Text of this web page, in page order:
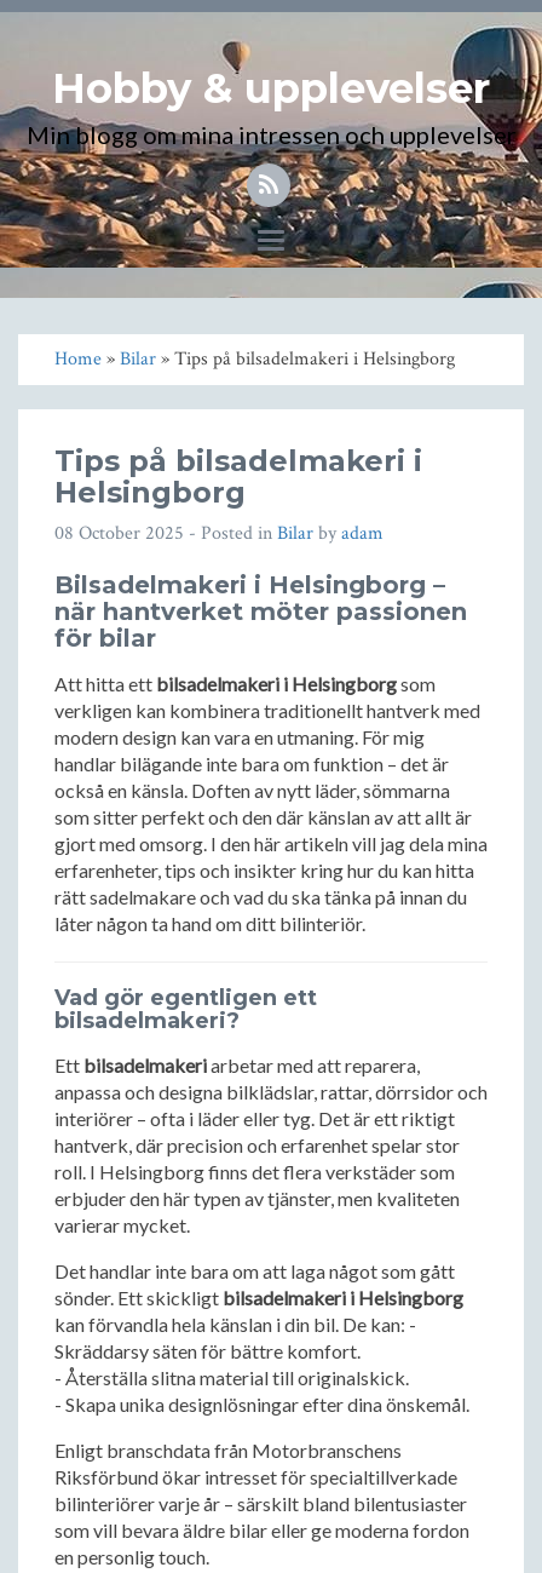
Hobby & upplevelser
Min blogg om mina intressen och upplevelser
Toggle
navigation
Home»Bilar» Tips på bilsadelmakeri i Helsingborg
Tips på bilsadelmakeri i
Helsingborg
08 October 2025 - Posted inBilarbyadam
Bilsadelmakeri i Helsingborg –
när hantverket möter passionen
för bilar
Att hitta ett bilsadelmakeri i Helsingborgsom
verkligen kan kombinera traditionellt hantverk med
modern design kan vara en utmaning. För mig
handlar bilägande inte bara om funktion – det är
också en känsla. Doften av nytt läder, sömmarna
som sitter perfekt och den där känslan av att allt är
gjort med omsorg. I den här artikeln vill jag dela mina
erfarenheter, tips och insikter kring hur du kan hitta
rätt sadelmakare och vad du ska tänka på innan du
låter någon ta hand om ditt bilinteriör.
Vad gör egentligen ett
bilsadelmakeri?
Ett bilsadelmakeriarbetar med att reparera,
anpassa och designa bilklädslar, rattar, dörrsidor och
interiörer – ofta i läder eller tyg. Det är ett riktigt
hantverk, där precision och erfarenhet spelar stor
roll. I Helsingborg finns det flera verkstäder som
erbjuder den här typen av tjänster, men kvaliteten
varierar mycket.
Det handlar inte bara om att laga något som gått
sönder. Ett skickligt bilsadelmakeri i Helsingborg
kan förvandla hela känslan i din bil. De kan: -
Skräddarsy säten för bättre komfort.
- Återställa slitna material till originalskick.
- Skapa unika designlösningar efter dina önskemål.
Enligt branschdata från Motorbranschens
Riksförbund ökar intresset för specialtillverkade
bilinteriörer varje år – särskilt bland bilentusiaster
som vill bevara äldre bilar eller ge moderna fordon
en personlig touch.